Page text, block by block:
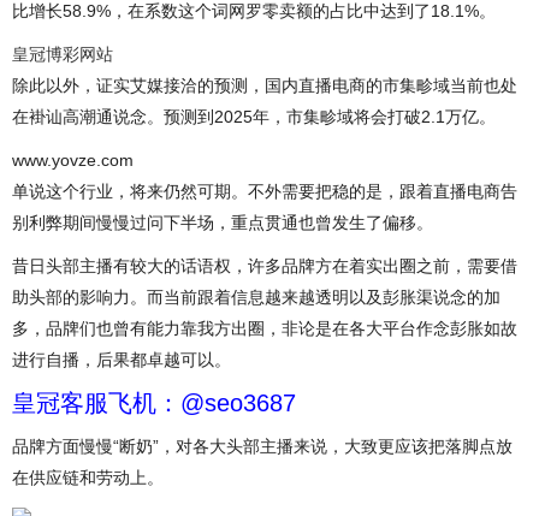
比增长58.9%，在系数这个词网罗零卖额的占比中达到了18.1%。
皇冠博彩网站
除此以外，证实艾媒接洽的预测，国内直播电商的市集畛域当前也处
在褂讪高潮通说念。预测到2025年，市集畛域将会打破2.1万亿。
www.yovze.com
单说这个行业，将来仍然可期。不外需要把稳的是，跟着直播电商告
别利弊期间慢慢过问下半场，重点贯通也曾发生了偏移。
昔日头部主播有较大的话语权，许多品牌方在着实出圈之前，需要借
助头部的影响力。而当前跟着信息越来越透明以及彭胀渠说念的加
多，品牌们也曾有能力靠我方出圈，非论是在各大平台作念彭胀如故
进行自播，后果都卓越可以。
皇冠客服飞机：@seo3687
品牌方面慢慢“断奶”，对各大头部主播来说，大致更应该把落脚点放
在供应链和劳动上。